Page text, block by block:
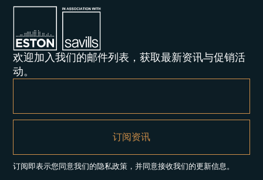
欢迎加入我们的邮件列表，获取最新资讯与促销活
动。
订阅即表示您同意我们的隐私政策，并同意接收我们的更新信息。